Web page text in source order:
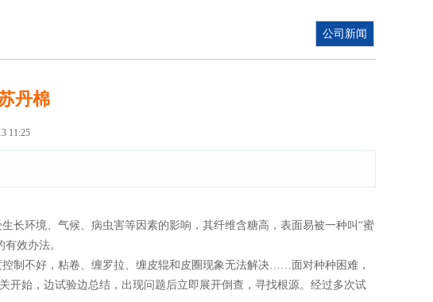
公司新闻
丹棉
11:25
环境、气候、病虫害等因素的影响，其纤维含糖高，表面易被一种叫“蜜
效办法。
制不好，粘卷、缠罗拉、缠皮辊和皮圈现象无法解决……面对种种困难，
开始，边试验边总结，出现问题后立即展开倒查，寻找根源。经过多次试